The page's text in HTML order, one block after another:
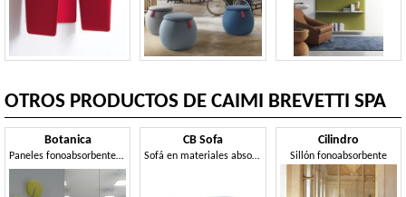
OTROS PRODUCTOS DE CAIMI BREVETTI SPA
Botanica
Paneles fonoabsorbentes en forma de hoja.
CB Sofa
Sofá en materiales absorbentes de sonido, para comodidad acústica superior
Cilindro
Sillón fonoabsorbente